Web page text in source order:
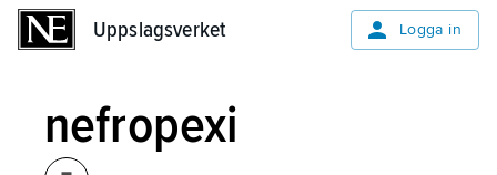
Uppslagsverket Logga in
nefropexi